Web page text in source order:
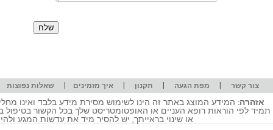
צור קשר | מפת הגעה | תקנון |איך מזמינים | שאלות נפוצות
אזהרה: המידע המוצג באתר זה הינו לשימוש מסירת מידע בלבד ואינו
תמיד לפי הוראות רופא העניים או האופטומטריסט שלך בכל הקשור
או שינוי בראייתך, יש להסיר מיד את עדשות המגע